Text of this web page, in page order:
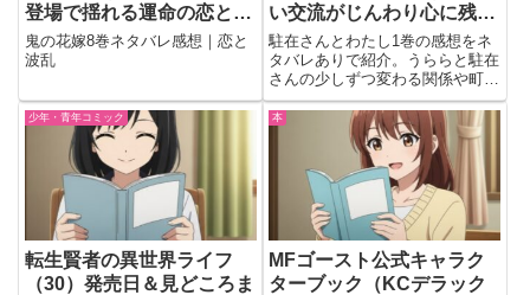
登場で揺れる運命の恋と龍
の脅威
鬼の花嫁8巻ネタバレ感想｜恋と
波乱
い交流がじんわり心に残る
話題作
駐在さんとわたし1巻の感想をネ
タバレありで紹介。うららと駐在
さんの少しずつ変わる関係や町の
温かな空気、不器用な優しさが心
に残る見どころをまとめていま
少年・青年コミック
転生賢者の異世界ライフ
（30）発売日＆見どころま
本
MFゴースト公式キャラク
ターブック（KCデラック